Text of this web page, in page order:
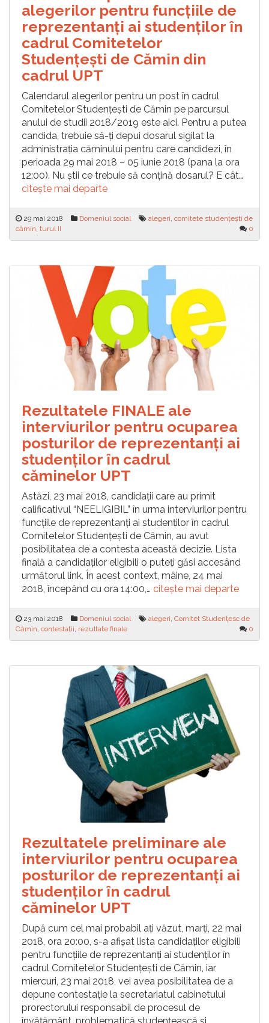
alegerilor pentru funcțiile de
reprezentanți ai studenților în
cadrul Comitetelor
Studențești de Cămin din
cadrul UPT
Calendarul alegerilor pentru un post în cadrul
Comitetelor Studențești de Cămin pe parcursul
anului de studii 2018/2019 este aici. Pentru a putea
candida, trebuie să-ți depui dosarul sigilat la
administrația căminului pentru care candidezi, în
perioada 29 mai 2018 – 05 iunie 2018 (pana la ora
12:00). Nu știi ce trebuie să conțină dosarul? E cât…
citește mai departe
29 mai 2018 Domeniul social alegeri comitete studențești de
cămin turul II 0
Rezultatele FINALE ale
interviurilor pentru ocuparea
posturilor de reprezentanți ai
studenților în cadrul
căminelor UPT
Astăzi, 23 mai 2018, candidații care au primit
calificativul “NEELIGIBIL” în urma interviurilor pentru
funcțiile de reprezentanți ai studenților în cadrul
Comitetelor Studențești de Cămin, au avut
posibilitatea de a contesta această decizie. Lista
finală a candidaților eligibili o puteți găsi accesând
următorul link. În acest context, mâine, 24 mai
2018, începând cu ora 14:00,… citește mai departe
23 mai 2018 Domeniul social alegeri Comitet Studențesc de
Cămin contestații rezultate finale 0
Rezultatele preliminare ale
interviurilor pentru ocuparea
posturilor de reprezentanți ai
studenților în cadrul
căminelor UPT
După cum cel mai probabil ați văzut, marți, 22 mai
2018, ora 20:00, s-a afișat lista candidaților eligibili
pentru funcțiile de reprezentanți ai studenților în
cadrul Comitetelor Studențești de Cămin, iar
miercuri, 23 mai 2018, vei avea posibilitatea de a
depune contestație la secretariatul cabinetului
prorectorului responsabil de procesul de